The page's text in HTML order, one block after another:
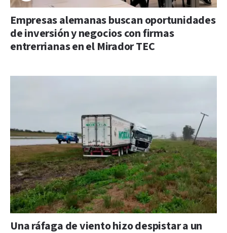
Empresas alemanas buscan oportunidades
de inversión y negocios con firmas
entrerrianas en el Mirador TEC
Una ráfaga de viento hizo despistar a un